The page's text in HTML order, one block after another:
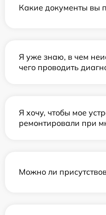
Какие документы вы
Я уже знаю, в чем
чего проводить
Я хочу, чтобы мое
ремонтировали при
Можно ли